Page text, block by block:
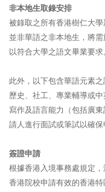
非本地生取錄安排
被錄取之所有香港樹仁大
並非華語之非本地生，將
以符合大學之語文畢業要求
此外，以下包含華語元素
歷史、社工、專業輔導或
寫作及語言能力（包括廣
請人進行面試或筆試以確保
簽證申請
根據香港入境事務處規定
香港院校申請有效的香港